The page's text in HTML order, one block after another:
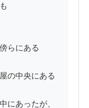
らにある
の中央にある
にあったが、